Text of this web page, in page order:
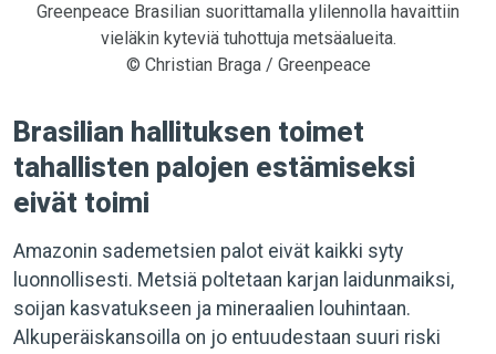
Greenpeace Brasilian suorittamalla ylilennolla havaittiin
vieläkin kyteviä tuhottuja metsäalueita.
© Christian Braga / Greenpeace
Brasilian hallituksen toimet
tahallisten palojen estämiseksi
eivät toimi
Amazonin sademetsien palot eivät kaikki syty
luonnollisesti. Metsiä poltetaan karjan laidunmaiksi,
soijan kasvatukseen ja mineraalien louhintaan.
Alkuperäiskansoilla on jo entuudestaan suuri riski